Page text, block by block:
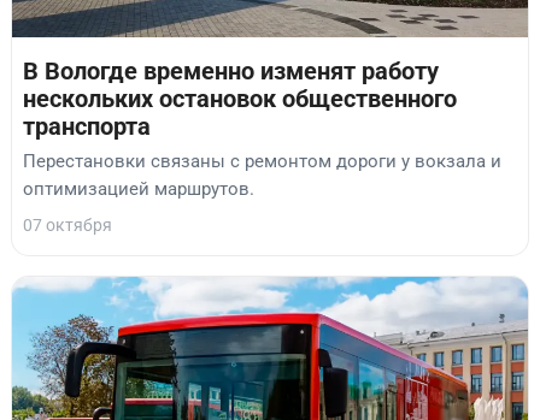
В Вологде временно изменят работу
нескольких остановок общественного
транспорта
Перестановки связаны с ремонтом дороги у вокзала и
оптимизацией маршрутов.
07 октября